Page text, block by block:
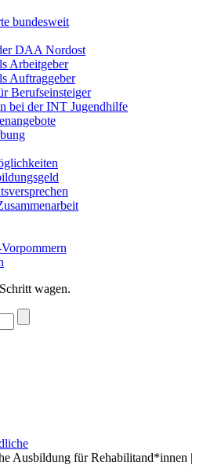
bundesweit
DAA Nordost
Arbeitgeber
Auftraggeber
Berufseinsteiger
bei der INT Jugendhilfe
wagen.
Ausbildung für Rehabilitand*innen |